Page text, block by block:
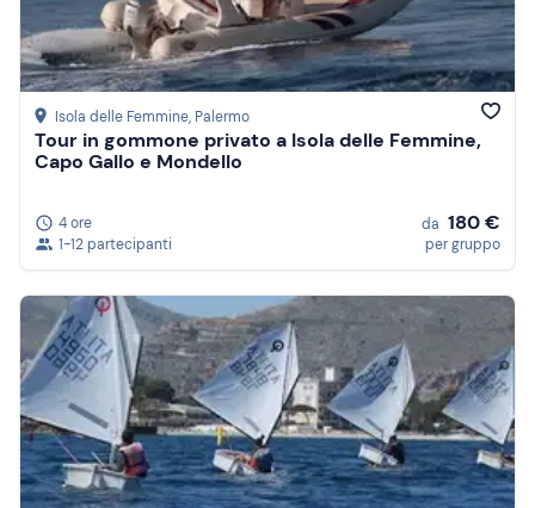
Isola delle Femmine, Palermo
Tour in gommone privato a Isola delle Femmine,
Capo Gallo e Mondello
4 ore
1-12 partecipanti
da 180 €
per gruppo